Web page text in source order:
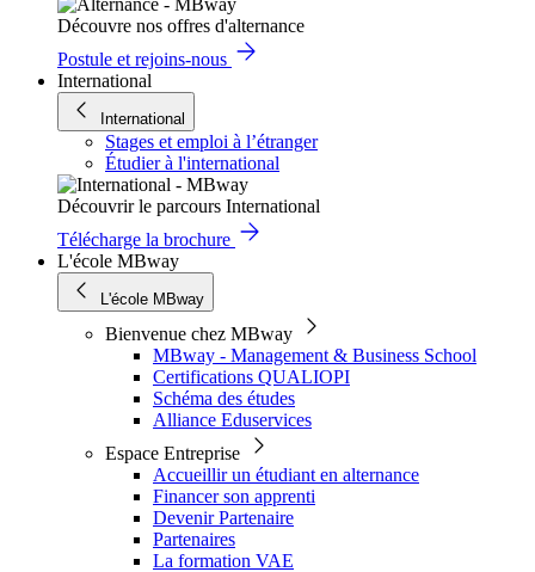
Découvre nos offres d'alternance
Postule et rejoins-nous
International
International
Stages et emploi à l’étranger
Étudier à l'international
Découvrir le parcours International
Télécharge la brochure
L'école MBway
L'école MBway
Bienvenue chez MBway
MBway - Management & Business School
Certifications QUALIOPI
Schéma des études
Alliance Eduservices
Espace Entreprise
Accueillir un étudiant en alternance
Financer son apprenti
Devenir Partenaire
Partenaires
La formation VAE